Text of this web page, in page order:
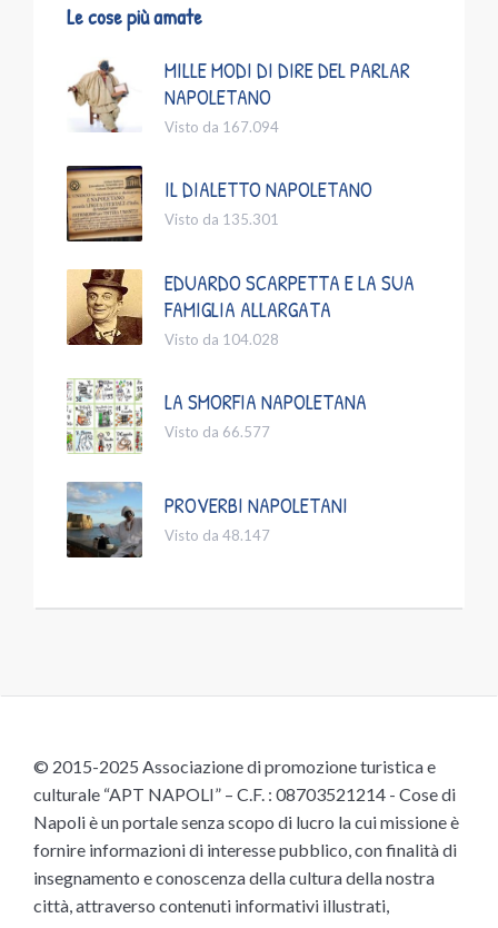
Le cose più amate
MILLE MODI DI DIRE DEL PARLAR
NAPOLETANO
Visto da 167.094
IL DIALETTO NAPOLETANO
Visto da 135.301
EDUARDO SCARPETTA E LA SUA
FAMIGLIA ALLARGATA
Visto da 104.028
LA SMORFIA NAPOLETANA
Visto da 66.577
PROVERBI NAPOLETANI
Visto da 48.147
© 2015-2025 Associazione di promozione turistica e
culturale “APT NAPOLI” – C.F. : 08703521214 - Cose di
Napoli è un portale senza scopo di lucro la cui missione è
fornire informazioni di interesse pubblico, con finalità di
insegnamento e conoscenza della cultura della nostra
città, attraverso contenuti informativi illustrati,